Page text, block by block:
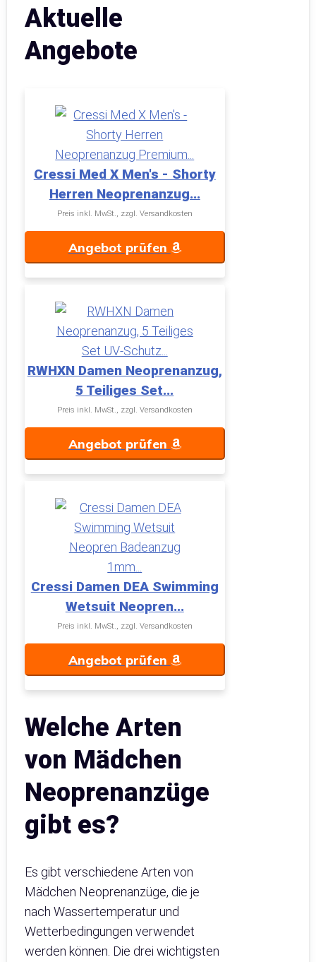
Aktuelle
Angebote
Cressi Med X Men's - Shorty
Herren Neoprenanzug...
Preis inkl. MwSt., zzgl. Versandkosten
Angebot prüfen
RWHXN Damen Neoprenanzug,
5 Teiliges Set...
Preis inkl. MwSt., zzgl. Versandkosten
Angebot prüfen
Cressi Damen DEA Swimming
Wetsuit Neopren...
Preis inkl. MwSt., zzgl. Versandkosten
Angebot prüfen
Welche Arten
von Mädchen
Neoprenanzüge
gibt es?
Es gibt verschiedene Arten von
Mädchen Neoprenanzüge, die je
nach Wassertemperatur und
Wetterbedingungen verwendet
werden können. Die drei wichtigsten